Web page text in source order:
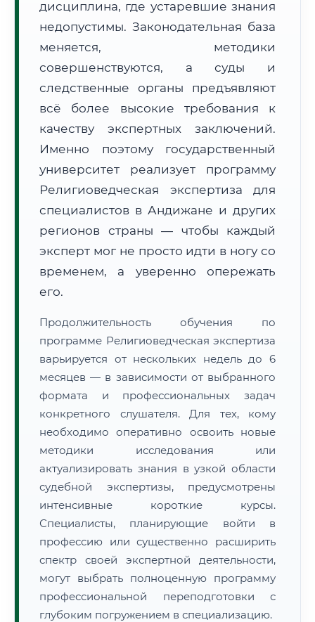
Формат учебы:
Дистанционно
🗺️ Зона обслуживания: г. Андижан
• Маршрут транзита: ~1 766 км
📜 Документы и аккредитация ФИС ФРДО
Нажмите на документ для увеличения и просмотра
дисциплина, где устаревшие знания
недопустимы. Законодательная база
меняется, методики
совершенствуются, а суды и
следственные органы предъявляют
всё более высокие требования к
качеству экспертных заключений.
Именно поэтому государственный
университет реализует программу
Религиоведческая экспертиза для
специалистов в Андижане и других
регионов страны — чтобы каждый
эксперт мог не просто идти в ногу со
временем, а уверенно опережать
его.
Продолжительность обучения по
программе Религиоведческая экспертиза
варьируется от нескольких недель до 6
месяцев — в зависимости от выбранного
формата и профессиональных задач
конкретного слушателя. Для тех, кому
необходимо оперативно освоить новые
методики исследования или
актуализировать знания в узкой области
судебной экспертизы, предусмотрены
интенсивные короткие курсы.
Специалисты, планирующие войти в
профессию или существенно расширить
спектр своей экспертной деятельности,
могут выбрать полноценную программу
профессиональной переподготовки с
глубоким погружением в специализацию.